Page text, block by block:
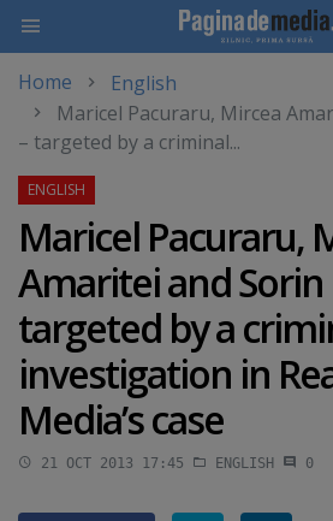
main
content
Home
English
Maricel Pacuraru, Mircea
– targeted by a criminal...
Maricel Pacuraru,
Amaritei and Sorin
targeted by a
investigation in
Media’s case
21 OCT 2013 17:45 ENGLISH 0